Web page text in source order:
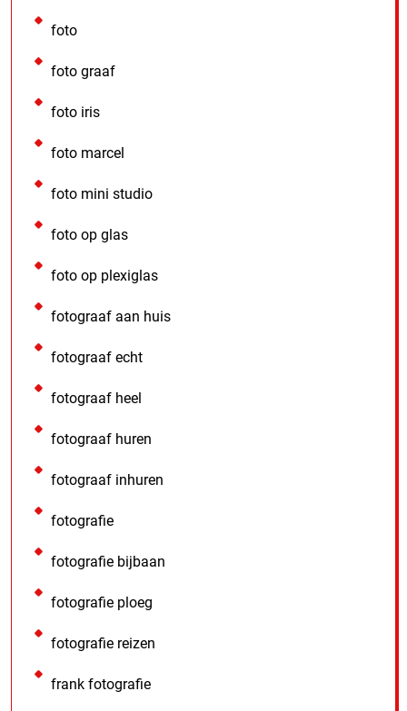
foto
foto graaf
foto iris
foto marcel
foto mini studio
foto op glas
foto op plexiglas
fotograaf aan huis
fotograaf echt
fotograaf heel
fotograaf huren
fotograaf inhuren
fotografie
fotografie bijbaan
fotografie ploeg
fotografie reizen
frank fotografie